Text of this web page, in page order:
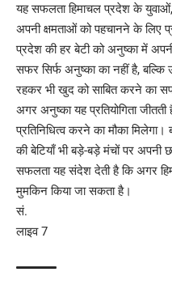
यह सफलता हिमाचल प्रदेश के
अपनी क्षमताओं को पहचानने के लिए
प्रदेश की हर बेटी को अनुष्का में
सफर सिर्फ अनुष्का का नहीं है, बल्कि
रहकर भी खुद को साबित करने का
अगर अनुष्का यह प्रतियोगिता
प्रतिनिधित्व करने का मौका
की बेटियाँ भी बड़े-बड़े मंचों पर
सफलता यह संदेश देती है कि अगर
मुमकिन किया जा सकता है।
सं.
लाइव 7